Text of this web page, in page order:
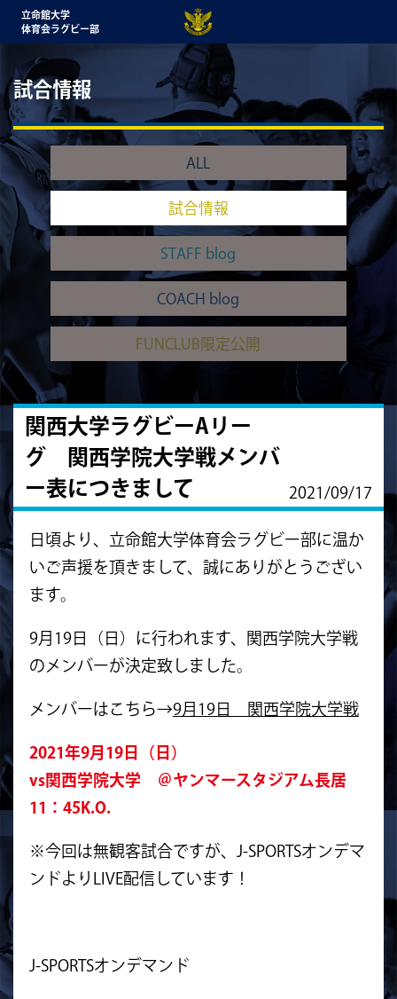
立命館大学
体育会ラグビー部
試合情報
ALL
試合情報
STAFF blog
COACH blog
FUNCLUB限定公開
関西大学ラグビーAリー
グ 関西学院大学戦メンバ
ー表につきまして
2021/09/17
日頃より、立命館大学体育会ラグビー部に温か
いご声援を頂きまして、誠にありがとうござい
ます。
9月19日（日）に行われます、関西学院大学戦
のメンバーが決定致しました。
メンバーはこちら→9月19日 関西学院大学戦
2021年9月19日（日）
vs関西学院大学 ＠ヤンマースタジアム長居
11：45K.O.
※今回は無観客試合ですが、J-SPORTSオンデマ
ンドよりLIVE配信しています！
J-SPORTSオンデマンド